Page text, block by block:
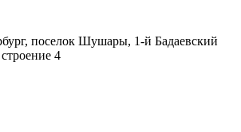
поселок Шушары, 1-й Бадаевский
4